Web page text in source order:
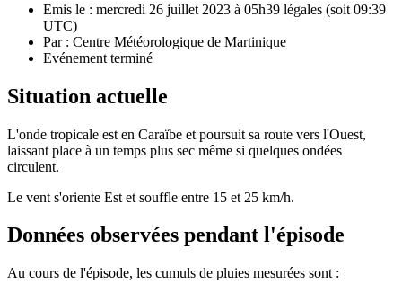
Emis le : mercredi 26 juillet 2023 à 05h39 légales (soit 09:39
UTC)
Par : Centre Météorologique de Martinique
Evénement terminé
Situation actuelle
L'onde tropicale est en Caraïbe et poursuit sa route vers l'Ouest,
laissant place à un temps plus sec même si quelques ondées
circulent.
Le vent s'oriente Est et souffle entre 15 et 25 km/h.
Données observées pendant l'épisode
Au cours de l'épisode, les cumuls de pluies mesurées sont :